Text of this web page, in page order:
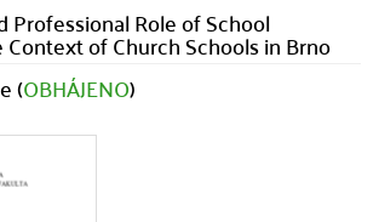
Professional Role of School
Context of Church Schools in Brno
(OBHÁJENO)